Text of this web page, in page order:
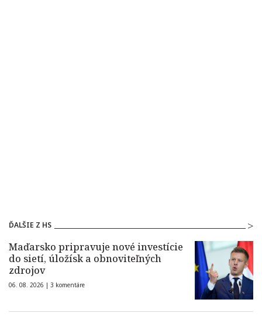
ĎALŠIE Z HS
Maďarsko pripravuje nové investície
do sietí, úložísk a obnoviteľných
zdrojov
06. 08. 2026 | 3 komentáre